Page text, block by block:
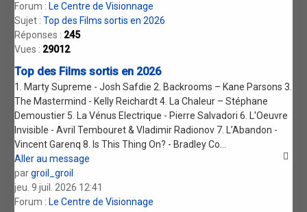
Forum : Le Centre de Visionnage
Sujet :Top des Films sortis en 2026
Réponses : 245
Vues : 29012
Top des Films sortis en 2026
1. Marty Supreme - Josh Safdie 2. Backrooms – Kane Parsons 3.
The Mastermind - Kelly Reichardt 4. La Chaleur – Stéphane
Demoustier 5. La Vénus Electrique - Pierre Salvadori 6. L'Oeuvre
Invisible - Avril Tembouret & Vladimir Radionov 7. L’Abandon -
Vincent Garenq 8. Is This Thing On? - Bradley Co...
Aller au message
pargroil_groil
jeu. 9 juil. 2026 12:41
Forum : Le Centre de Visionnage